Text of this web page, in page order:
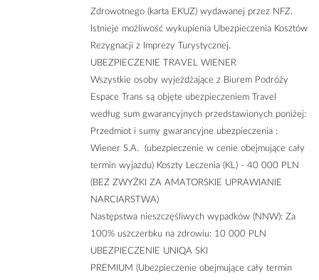
Zdrowotnego (karta EKUZ) wydawanej przez NFZ.
Istnieje możliwość wykupienia Ubezpieczenia Kosztów
Rezygnacji z Imprezy Turystycznej.
UBEZPIECZENIE TRAVEL WIENER
Wszystkie osoby wyjeżdżające z Biurem Podróży
Espace Trans są objęte ubezpieczeniem Travel
według sum gwarancyjnych przedstawionych poniżej:
Przedmiot i sumy gwarancyjne ubezpieczenia :
Wiener S.A. (ubezpieczenie w cenie obejmujące cały
termin wyjazdu) Koszty Leczenia (KL) - 40 000 PLN
(BEZ ZWYŻKI ZA AMATORSKIE UPRAWIANIE
NARCIARSTWA)
Następstwa nieszczęśliwych wypadków (NNW): Za
100% uszczerbku na zdrowiu: 10 000 PLN
UBEZPIECZENIE UNIQA SKI
PREMIUM (Ubezpieczenie obejmujące cały termin